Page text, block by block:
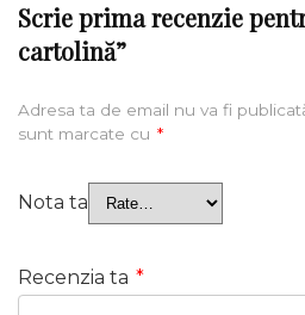
Scrie prima recenzie
cartolină”
Adresa ta de email nu va fi
sunt marcate cu *
Nota ta
Recenzia ta *